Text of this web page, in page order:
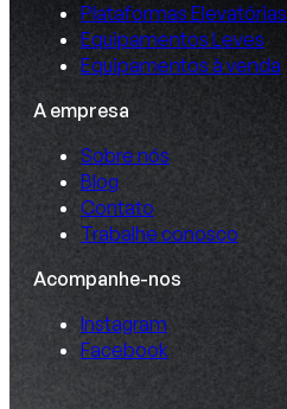
Plataformas Elevatórias
Equipamentos Leves
Equipamentos à venda
A empresa
Sobre nós
Blog
Contato
Trabalhe conosco
Acompanhe-nos
Instagram
Facebook